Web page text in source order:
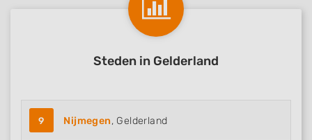
Steden in Gelderland
9 Nijmegen, Gelderland